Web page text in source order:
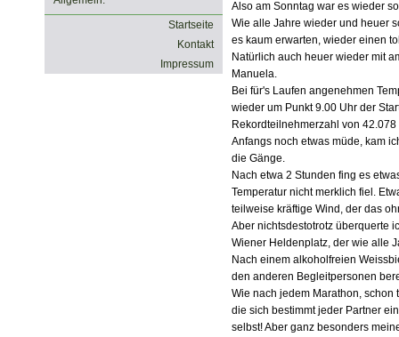
Startseite
Kontakt
Impressum
Also am Sonntag war es wieder
Wie alle Jahre wieder und heuer
es kaum erwarten, wieder einen
Natürlich auch heuer wieder mit
Manuela.
Bei für's Laufen angenehmen
wieder um Punkt 9.00 Uhr der
Rekordteilnehmerzahl von
Anfangs noch etwas müde, kam
die Gänge.
Nach etwa 2 Stunden fing es
Temperatur nicht merklich fiel.
teilweise kräftige Wind, der das
Aber nichtsdestotrotz überquerte
Wiener Heldenplatz, der wie alle
Nach einem alkoholfreien
den anderen Begleitpersonen
Wie nach jedem Marathon,
die sich bestimmt jeder Partner
selbst! Aber ganz besonders